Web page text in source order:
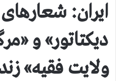
ایران:
دیکتاتور» و
ولایت فقیه»